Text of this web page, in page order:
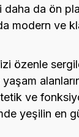
daha da ön
modern ve
özenle
ve
yeşilin en